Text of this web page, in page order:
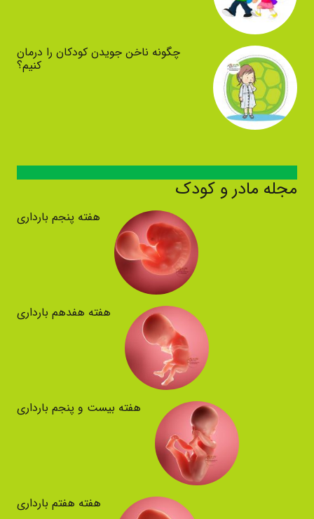
چگونه ناخن جویدن کودکان را درمان
کنیم؟
مجله مادر و کودک
هفته پنجم بارداری
هفته هفدهم بارداری
هفته بیست و پنجم بارداری
هفته هفتم بارداری